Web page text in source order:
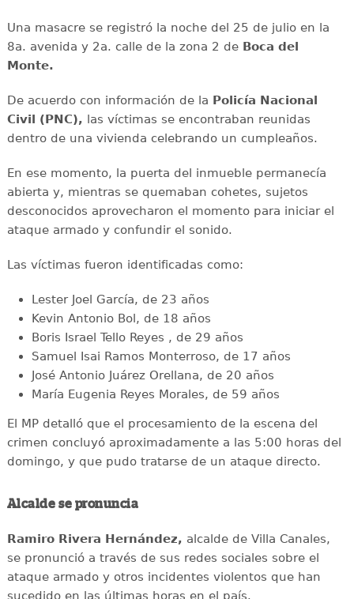
Una masacre se registró la noche del 25 de julio en la
8a. avenida y 2a. calle de la zona 2 de Boca del
Monte.
De acuerdo con información de la Policía Nacional
Civil (PNC), las víctimas se encontraban reunidas
dentro de una vivienda celebrando un cumpleaños.
En ese momento, la puerta del inmueble permanecía
abierta y, mientras se quemaban cohetes, sujetos
desconocidos aprovecharon el momento para iniciar el
ataque armado y confundir el sonido.
Las víctimas fueron identificadas como:
Lester Joel García, de 23 años
Kevin Antonio Bol, de 18 años
Boris Israel Tello Reyes , de 29 años
Samuel Isai Ramos Monterroso, de 17 años
José Antonio Juárez Orellana, de 20 años
María Eugenia Reyes Morales, de 59 años
El MP detalló que el procesamiento de la escena del
crimen concluyó aproximadamente a las 5:00 horas del
domingo, y que pudo tratarse de un ataque directo.
Alcalde se pronuncia
Ramiro Rivera Hernández, alcalde de Villa Canales,
se pronunció a través de sus redes sociales sobre el
ataque armado y otros incidentes violentos que han
sucedido en las últimas horas en el país.